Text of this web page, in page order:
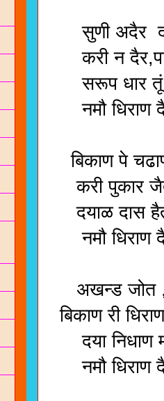
सुणी अदैर
करी न
सरूप धार तूं
नमौ धिराण
बिकाण पे
करी पुकार
दयाळ दास हैत
नमौ धिराण
अखन्ड जोत ,
बिकाण री
दया निधाण
नमौ धिराण